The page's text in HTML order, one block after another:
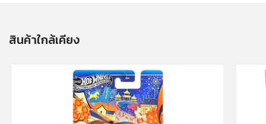
สินค้าใกล้เคียง